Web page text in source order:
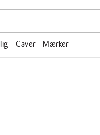
mm.
Gaver Mærker